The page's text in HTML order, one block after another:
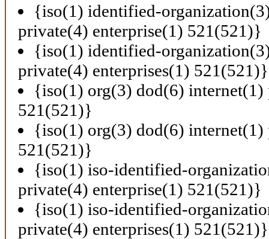
{iso(1) identified-
private(4) enterprise(1) 521(521)}
{iso(1) identified-
private(4) enterprises(1) 521(521)}
{iso(1) org(3) dod(6) internet(1)
521(521)}
{iso(1) org(3) dod(6) internet(1)
521(521)}
{iso(1) iso-identified-
private(4) enterprise(1) 521(521)}
{iso(1) iso-identified-
private(4) enterprises(1) 521(521)}